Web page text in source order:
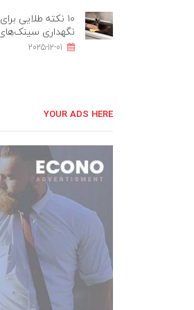
۱۰ نکته طلایی
نگهداری
2025-12-01
YOUR ADS HERE